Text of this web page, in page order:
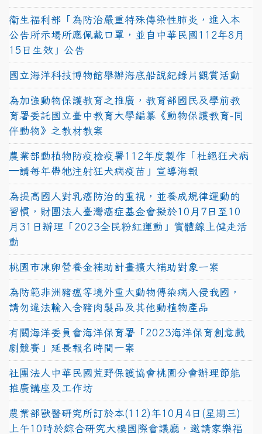
衛生福利部「為防治嚴重特殊傳染性肺炎，進入本
公告所示場所應佩戴口罩，並自中華民國112年8月
15日生效」公告
國立海洋科技博物館舉辦海底船說紀錄片觀賞活動
為加強動物保護教育之推廣，教育部國民及學前教
育署委託國立臺中教育大學編纂《動物保護教育-同
伴動物》之教材教案
農業部動植物防疫檢疫署112年度製作「杜絕狂犬病
—請每年帶牠注射狂犬病疫苗」宣導海報
為提高國人對乳癌防治的重視，並養成規律運動的
習慣，財團法人臺灣癌症基金會擬於10月7日至10
月31日辦理「2023全民粉紅運動」實體線上健走活
動
桃園市凍卵營養金補助計畫擴大補助對象一案
為防範非洲豬瘟等境外重大動物傳染病入侵我國，
請勿違法輸入含豬肉製品及其他動植物產品
有關海洋委員會海洋保育署「2023海洋保育創意戲
劇競賽」延長報名時間一案
社團法人中華民國荒野保護協會桃園分會辦理節能
推廣講座及工作坊
農業部獸醫研究所訂於本(112)年10月4日(星期三)
上午10時於綜合研究大樓國際會議廳，邀請家樂福